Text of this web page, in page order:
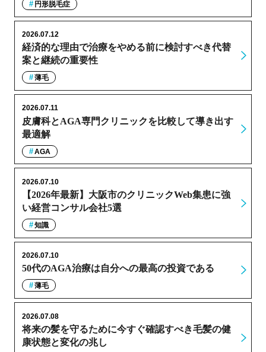
円形脱毛症
経済的な理由で治療をやめる前に検討すべき代替
案と継続の重要性
2026.07.12
薄毛
皮膚科とAGA専門クリニックを比較して導き出す
最適解
2026.07.11
AGA
【2026年最新】大阪市のクリニックWeb集患に強
い経営コンサル会社5選
2026.07.10
知識
50代のAGA治療は自分への最高の投資である
2026.07.10
薄毛
将来の髪を守るために今すぐ確認すべき毛髪の健
康状態と変化の兆し
2026.07.08